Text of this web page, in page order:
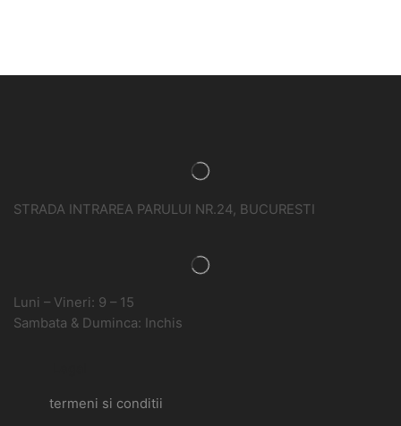
STRADA INTRAREA PARULUI NR.24, BUCURESTI
Luni – Vineri: 9 – 15
Sambata & Duminca: Inchis
termeni si conditii